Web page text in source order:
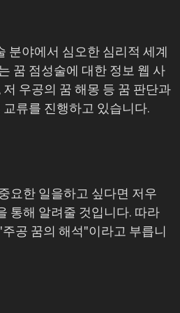
분야에서 심오한 심리적 세계
꿈 점성술에 대한 정보 웹 사
우공의 꿈 해몽 등 꿈 판단과
류를 진행하고 있습니다.
요한 일을하고 싶다면 저우
통해 알려줄 것입니다. 따라
공 꿈의 해석"이라고 부릅니